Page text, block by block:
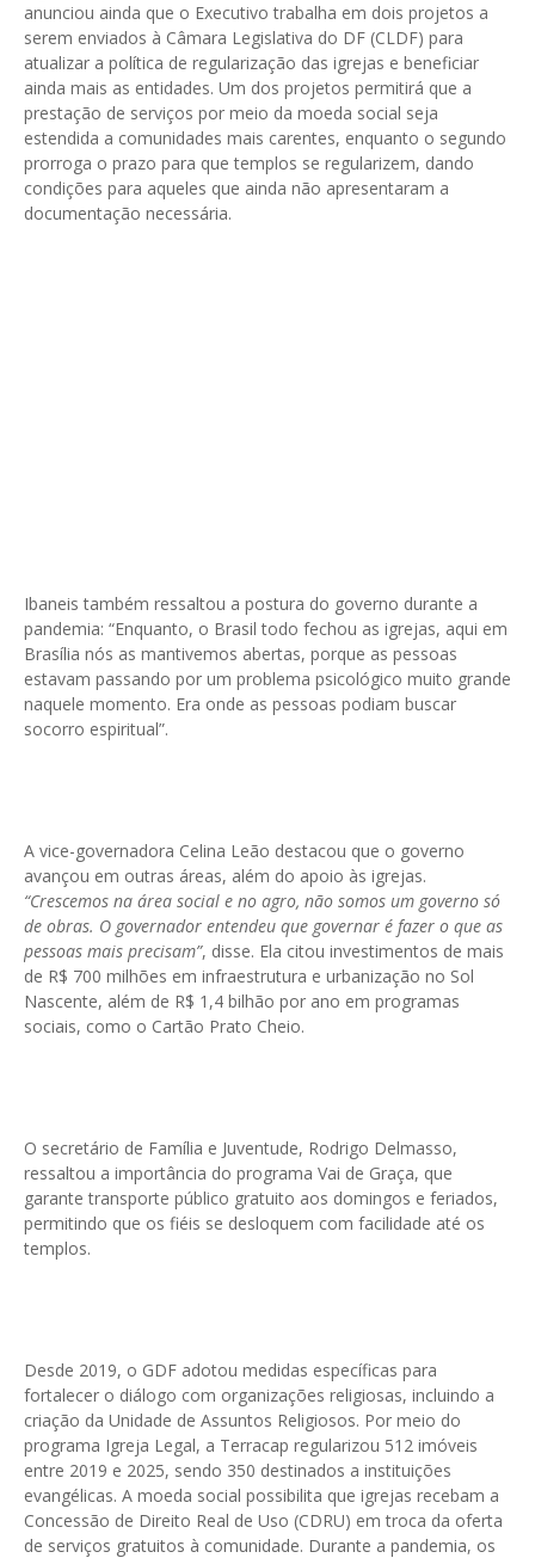
anunciou ainda que o Executivo trabalha em dois projetos a
serem enviados à Câmara Legislativa do DF (CLDF) para
atualizar a política de regularização das igrejas e beneficiar
ainda mais as entidades. Um dos projetos permitirá que a
prestação de serviços por meio da moeda social seja
estendida a comunidades mais carentes, enquanto o segundo
prorroga o prazo para que templos se regularizem, dando
condições para aqueles que ainda não apresentaram a
documentação necessária.
Ibaneis também ressaltou a postura do governo durante a
pandemia: “Enquanto, o Brasil todo fechou as igrejas, aqui em
Brasília nós as mantivemos abertas, porque as pessoas
estavam passando por um problema psicológico muito grande
naquele momento. Era onde as pessoas podiam buscar
socorro espiritual”.
A vice-governadora Celina Leão destacou que o governo
avançou em outras áreas, além do apoio às igrejas.
“Crescemos na área social e no agro, não somos um governo só
de obras. O governador entendeu que governar é fazer o que as
pessoas mais precisam”, disse. Ela citou investimentos de mais
de R$ 700 milhões em infraestrutura e urbanização no Sol
Nascente, além de R$ 1,4 bilhão por ano em programas
sociais, como o Cartão Prato Cheio.
O secretário de Família e Juventude, Rodrigo Delmasso,
ressaltou a importância do programa Vai de Graça, que
garante transporte público gratuito aos domingos e feriados,
permitindo que os fiéis se desloquem com facilidade até os
templos.
Desde 2019, o GDF adotou medidas específicas para
fortalecer o diálogo com organizações religiosas, incluindo a
criação da Unidade de Assuntos Religiosos. Por meio do
programa Igreja Legal, a Terracap regularizou 512 imóveis
entre 2019 e 2025, sendo 350 destinados a instituições
evangélicas. A moeda social possibilita que igrejas recebam a
Concessão de Direito Real de Uso (CDRU) em troca da oferta
de serviços gratuitos à comunidade. Durante a pandemia, os